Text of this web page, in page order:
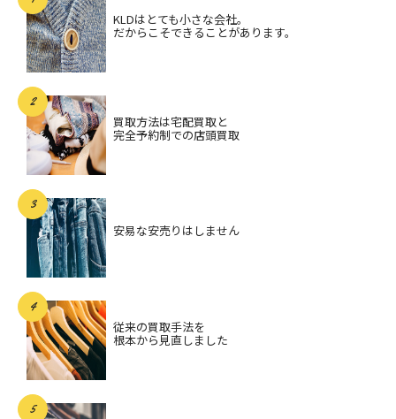
KLDはとても小さな会社。
だからこそできることがあります。
買取方法は宅配買取と
完全予約制での店頭買取
安易な安売りはしません
従来の買取手法を
根本から見直しました